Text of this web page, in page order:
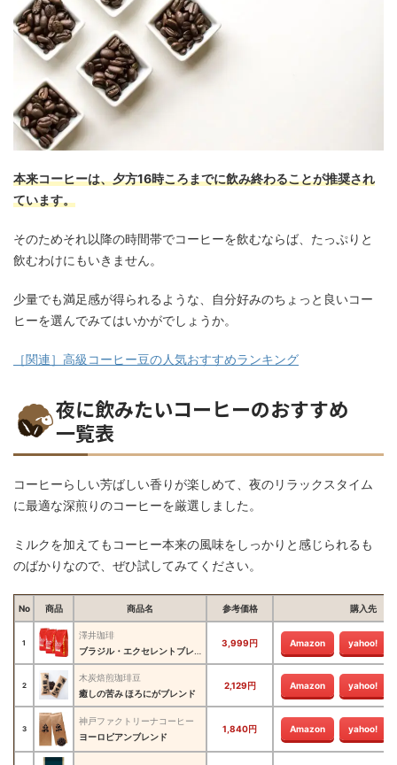
本来コーヒーは、夕方16時ころまでに飲み終わることが推奨され
ています。
そのためそれ以降の時間帯でコーヒーを飲むならば、たっぷりと
飲むわけにもいきません。
少量でも満足感が得られるような、自分好みのちょっと良いコー
ヒーを選んでみてはいかがでしょうか。
［関連］高級コーヒー豆の人気おすすめランキング
夜に飲みたいコーヒーのおすすめ
一覧表
コーヒーらしい芳ばしい香りが楽しめて、夜のリラックスタイム
に最適な深煎りのコーヒーを厳選しました。
ミルクを加えてもコーヒー本来の風味をしっかりと感じられるも
のばかりなので、ぜひ試してみてください。
No 商品 商品名 参考価格 購入先
1
澤井珈琲
ブラジル・エクセレントブレンド
3,999円 Amazon yahoo!
2
木炭焙煎珈琲豆
癒しの苦み ほろにがブレンド
2,129円 Amazon yahoo!
3
神戸ファクトリーナコーヒー
ヨーロピアンブレンド
1,840円 Amazon yahoo!